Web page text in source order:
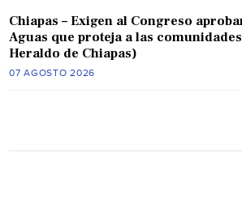
Chiapas – Exigen al Congreso
Aguas que proteja a las
Heraldo de Chiapas)
07 AGOSTO 2026